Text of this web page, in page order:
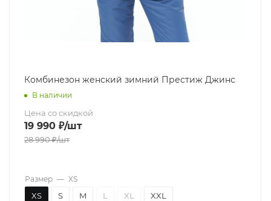
Комбинезон женский зимний Престиж Джинс
В наличии
Цена со скидкой
19 990 ₽/шт
28 990₽/шт
Размер — XS
XS S M L XL XXL